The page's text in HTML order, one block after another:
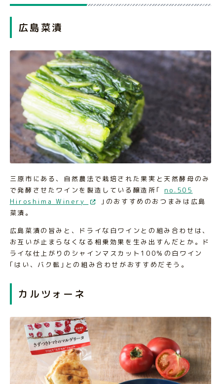
広島菜漬
三原市にある、自然農法で栽培された果実と天然酵母のみ
で発酵させたワインを製造している醸造所｢ no.505
Hiroshima Winery
｣のおすすめのおつまみは広島
菜漬。
広島菜漬の旨みと、ドライな白ワインとの組み合わせは、
お互いが止まらなくなる相乗効果を生み出すんだとか。ド
ライな仕上がりのシャインマスカット100％の白ワイン
｢はい、バク転｣との組み合わせがおすすめだそう。
カルツォーネ